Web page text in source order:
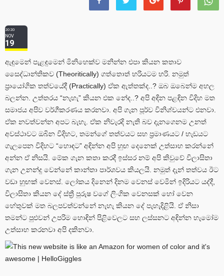
2020
NOV
19
ඇඳුමෙන් පැළඳුමෙන් මිනිහෙක්ව මනින්න එපා කියන කතාව
සෛද්ධාන්තිකව (Theoritically) ගත්තොත් හරියටම හරි. නමුත්
ප්‍රායෝගික තත්වයේදී (Practically) ඒක ඇත්තක්ද..? ඔබ ඔබෙන්ම අහල
බලන්න. උත්තරය “නැහැ” කියන එක නේද..? අපි අඳින පළඳින විදිහ මත
සමාජය අපිව වර්ගීකරණය කරනවා. අපි ගැන පූර්ව විනිශ්චයන්ට එනවා.
ඒක නවත්වන්න අපට බැහැ. ඒක නිවැරදි නැති බව දැනගෙනම උනත්
අවස්ථාවට ඔබින විදිහට, තමන්ගේ තත්වයට සහ ප්‍රමාණයට / හැඩයට
ගැලපෙන විදිහට “හොඳට” අඳින්න අපි හුඟ දෙනෙක් උත්සාහ කරන්නේ
අන්න ඒ නිසයි. මේක ගැන කතා කරදී ඉස්සර නම් අපි කිවුවේ විලාසිතා
ගැන උනන්දු වෙන්නේ කාන්තා පාර්ශවය කියලයි. නමුත් දැන් තත්වය ඊට
වඩා හුඟක් වෙනස්. ලෝකය දිනෙන් දිනම වෙනස් වෙමින් ඉදිරියට යද්දී,
විලාසිතා කියන දේ ස්ත්‍රී පුරුෂ වගේ ලිංගික වෙනසක් හෝ වෙන
හේතුවක් මත බලපවත්වන්නේ නැහැ කියන දේ පැහැදිළියි. ඒ නිසා
තමන්ට පුළුවන් උපරිම හොඳින් පිළිවෙලට සහ ලස්සනට අඳින්න හැමෝම
උත්සාහ කරනවා අපි දකිනවා.